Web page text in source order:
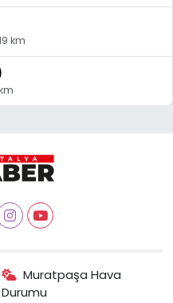
km
Muratpaşa Hava
Durumu